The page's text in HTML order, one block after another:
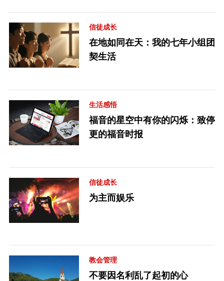
信徒成长
在地如同在天：我的七年小组团
契生活
生活感悟
福音的星空中有你的闪烁：致停
更的福音时报
信徒成长
为主而娱乐
教会管理
不要因名利乱了起初的心